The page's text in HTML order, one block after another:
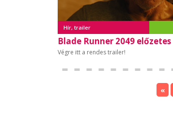
Hír, trailer
Blade Runner 2049 előzetes
Végre itt a rendes trailer!
«